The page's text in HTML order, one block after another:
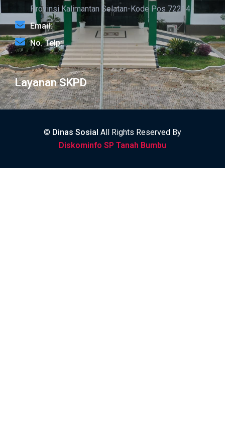
Provinsi Kalimantan Selatan-Kode Pos 72214
Email:
No. Telp:
Layanan SKPD
© Dinas Sosial All Rights Reserved By
Diskominfo SP Tanah Bumbu